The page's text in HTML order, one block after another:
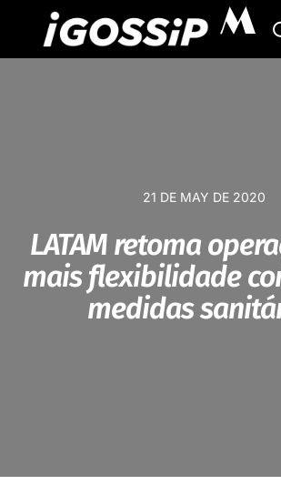
M
21 DE MAY DE 2020
LATAM retoma
mais flexibilidade
medidas